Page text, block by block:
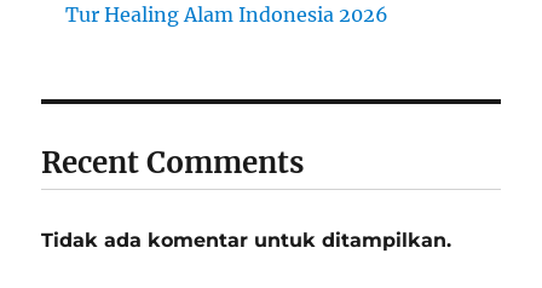
Tur Healing Alam Indonesia 2026
Recent Comments
Tidak ada komentar untuk ditampilkan.